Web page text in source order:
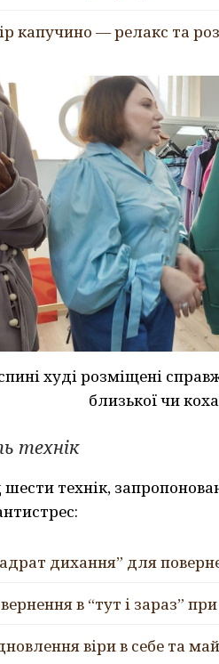
капучино — релакс та
худі розміщені
близької чи
технік
шести технік,
дихання” для
в “тут і зараз”
віри в себе та